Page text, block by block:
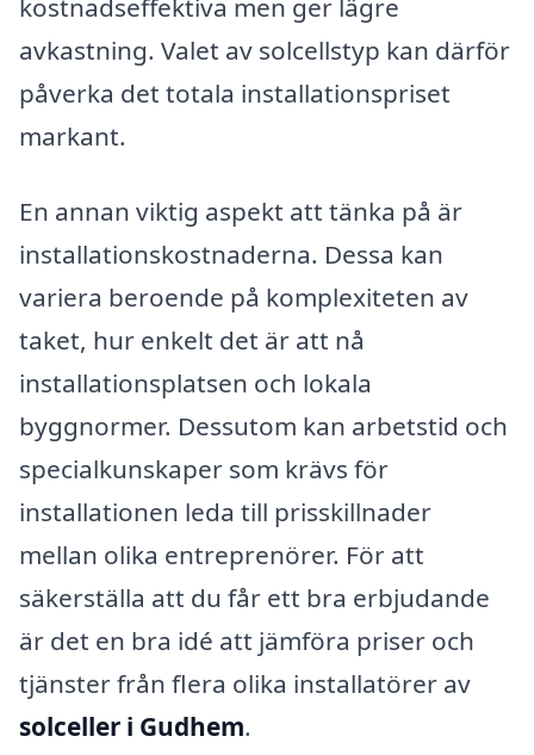
kostnadseffektiva men ger lägre
avkastning. Valet av solcellstyp kan därför
påverka det totala installationspriset
markant.
En annan viktig aspekt att tänka på är
installationskostnaderna. Dessa kan
variera beroende på komplexiteten av
taket, hur enkelt det är att nå
installationsplatsen och lokala
byggnormer. Dessutom kan arbetstid och
specialkunskaper som krävs för
installationen leda till prisskillnader
mellan olika entreprenörer. För att
säkerställa att du får ett bra erbjudande
är det en bra idé att jämföra priser och
tjänster från flera olika installatörer av
solceller i Gudhem.